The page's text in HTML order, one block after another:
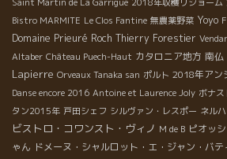
Bistro MARMITE Le Clos Fantine 無農薬野菜 Yoyo
Domaine Prieuré Roch Thierry Forestier
Altaber Château Puech-Haut カタロニア地方 南仏
Lapierre Orveaux Tanaka san ポルト 2018年アン
Danse encore 2016 Antoine et Laurence Joly ボナス
タン2015年 戸田シェフ シルヴァン・レスポー ネルハ
ビストロ・コワンスト・ヴィノ M de B ピオッ
ゃん ドメーヌ・シャルロット・エ・ジャン・バ